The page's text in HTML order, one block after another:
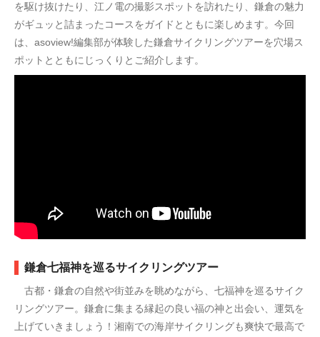
を駆け抜けたり、江ノ電の撮影スポットを訪れたり、鎌倉の魅力
がギュッと詰まったコースをガイドとともに楽しめます。今回
は、asoview!編集部が体験した鎌倉サイクリングツアーを穴場ス
ポットとともにじっくりとご紹介します。
鎌倉七福神を巡るサイクリングツアー
古都・鎌倉の自然や街並みを眺めながら、七福神を巡るサイク
リングツアー。鎌倉に集まる縁起の良い福の神と出会い、運気を
上げていきましょう！湘南での海岸サイクリングも爽快で最高で